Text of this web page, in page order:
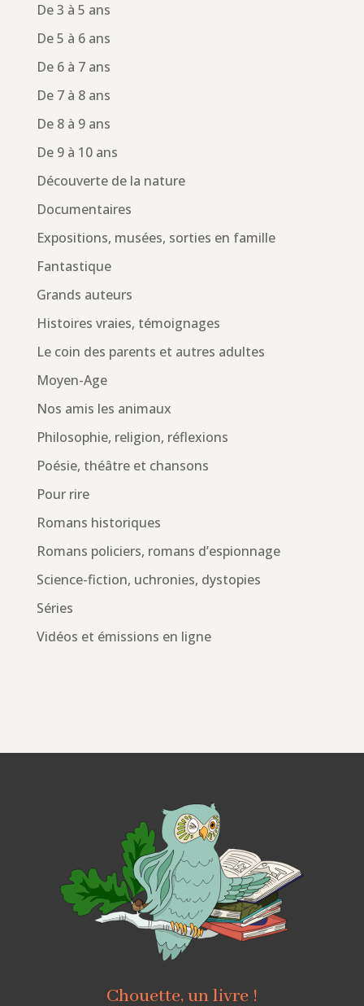
De 3 à 5 ans
De 5 à 6 ans
De 6 à 7 ans
De 7 à 8 ans
De 8 à 9 ans
De 9 à 10 ans
Découverte de la nature
Documentaires
Expositions, musées, sorties en famille
Fantastique
Grands auteurs
Histoires vraies, témoignages
Le coin des parents et autres adultes
Moyen-Age
Nos amis les animaux
Philosophie, religion, réflexions
Poésie, théâtre et chansons
Pour rire
Romans historiques
Romans policiers, romans d’espionnage
Science-fiction, uchronies, dystopies
Séries
Vidéos et émissions en ligne
Chouette, un livre !